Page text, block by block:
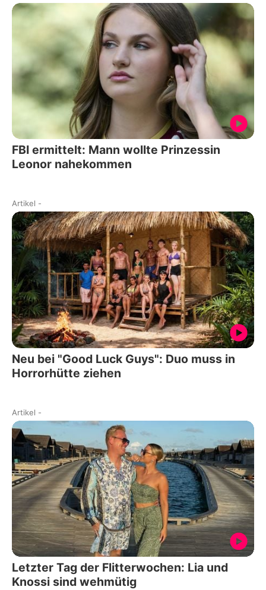
FBI ermittelt: Mann wollte Prinzessin
Leonor nahekommen
Artikel -
Neu bei "Good Luck Guys": Duo muss in
Horrorhütte ziehen
Artikel -
Letzter Tag der Flitterwochen: Lia und
Knossi sind wehmütig